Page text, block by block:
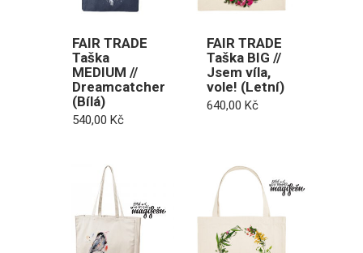
FAIR TRADE
Taška
MEDIUM //
Dreamcatcher
(Bílá)
540,00 Kč
FAIR TRADE
Taška BIG //
Jsem víla,
vole! (Letní)
640,00Kč